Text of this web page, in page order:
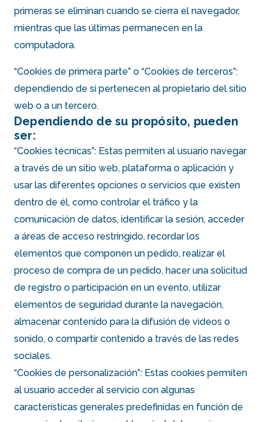
primeras se eliminan cuando se cierra el navegador,
mientras que las últimas permanecen en la
computadora.
“Cookies de primera parte” o “Cookies de terceros”:
dependiendo de si pertenecen al propietario del sitio
web o a un tercero.
Dependiendo de su propósito, pueden
ser:
“Cookies técnicas”: Estas permiten al usuario navegar
a través de un sitio web, plataforma o aplicación y
usar las diferentes opciones o servicios que existen
dentro de él, como controlar el tráfico y la
comunicación de datos, identificar la sesión, acceder
a áreas de acceso restringido, recordar los
elementos que componen un pedido, realizar el
proceso de compra de un pedido, hacer una solicitud
de registro o participación en un evento, utilizar
elementos de seguridad durante la navegación,
almacenar contenido para la difusión de videos o
sonido, o compartir contenido a través de las redes
sociales.
“Cookies de personalización”: Estas cookies permiten
al usuario acceder al servicio con algunas
características generales predefinidas en función de